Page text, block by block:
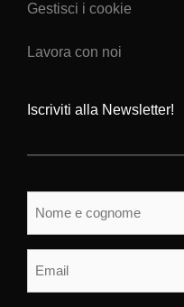
Gestisci i cookie
Lavora con noi
Iscriviti alla Newsletter!